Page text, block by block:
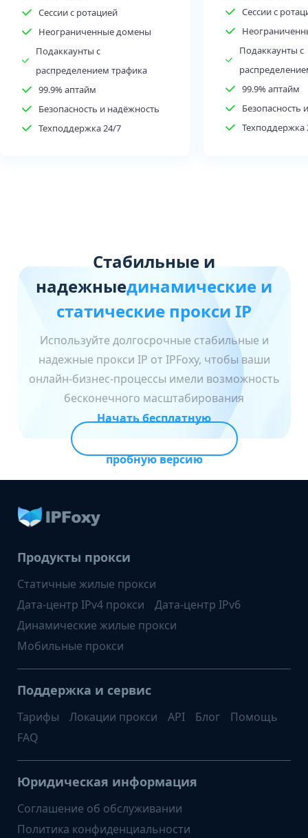
Сессии с ротацией
Неограниченные домены
Подаккаунты с
распределением трафика
99.9% аптайм
Безопасность и надёжность
Техподдержка 24/7
Сессии с
Подаккаунты с
99.9% аптайм
Безопасность
Техподдержка
Стабильные и
надежныединамические и
статические прокси IP
Используйте долгосрочные стабильные и
надежные прокси IP от IPFoxy, чтобы ваши
онлайн-бизнес-процессы имели возможность
бесконечного масштабирования
Начать бесплатную
пробную версию
Продукты прокси
Статичные жилые прокси
Дата-центр IPv4 прокси
Дата-центр IPv6
Динамические жилые прокси
Мобильные прокси
Поддержка и сервис
Тарифы Локации прокси API Блог
Помощь
FAQ
Юридическая информация
Соглашение об обслуживании
Политика конфиденциальности